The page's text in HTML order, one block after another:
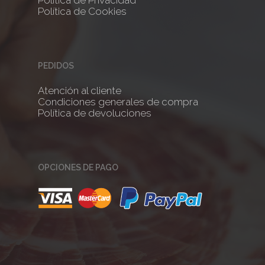
Política de Cookies
PEDIDOS
Atención al cliente
Condiciones generales de compra
Política de devoluciones
OPCIONES DE PAGO